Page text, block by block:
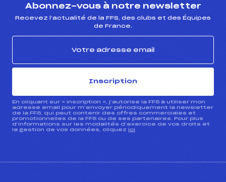
Abonnez-vous à notre newsletter
Recevez l’actualité de la FFS, des clubs et des Équipes
de France.
Inscription
En cliquant sur « inscription », j’autorise la FFS à utiliser mon
adresse email pour m’envoyer périodiquement la newsletter
de la FFS, qui peut contenir des offres commerciales et
promotionnelles de la FFS ou de ses partenaires. Pour plus
d’informations sur les modalités d’exercice de vos droits et
la gestion de vos données, cliquez ici